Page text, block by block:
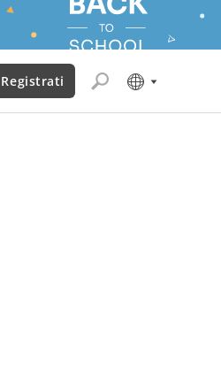
Registrati